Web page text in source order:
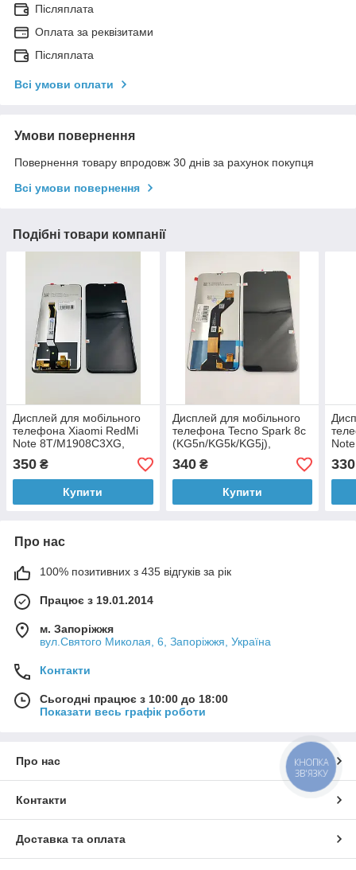
Післяплата
Оплата за реквізитами
Післяплата
Всі умови оплати
Умови повернення
Повернення товару впродовж 30 днів за рахунок покупця
Всі умови повернення
Подібні товари компанії
Дисплей для мобільного
телефона Xiaomi RedMi
Note 8T/M1908C3XG,
чорний, з тачскрином
350 ₴
Купити
Дисплей для мобільного
телефона Tecno Spark 8c
(KG5n/KG5k/KG5j),
чорний, з тачскрином
340₴
Купити
330
Про нас
100% позитивних з 435 відгуків за рік
Працює з 19.01.2014
м. Запоріжжя
вул.Святого Миколая, 6, Запоріжжя, Україна
Контакти
Сьогодні працює з 10:00 до 18:00
Показати весь графік роботи
Про нас
Контакти
Доставка та оплата
КНОПКА
ЗВ'ЯЗКУ